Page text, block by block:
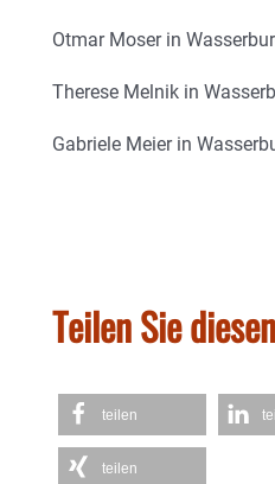
Otmar Moser in
Therese Melnik in
Gabriele Meier in
Teilen Sie
teilen
teilen